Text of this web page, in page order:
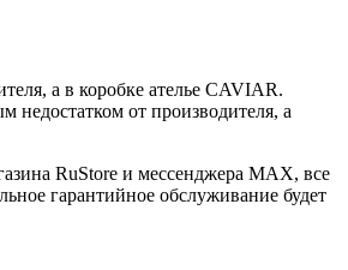
а в коробке ателье CAVIAR.
недостатком от производителя, а
RuStore и мессенджера MAX, все
гарантийное обслуживание будет